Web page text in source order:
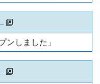
ンしました」